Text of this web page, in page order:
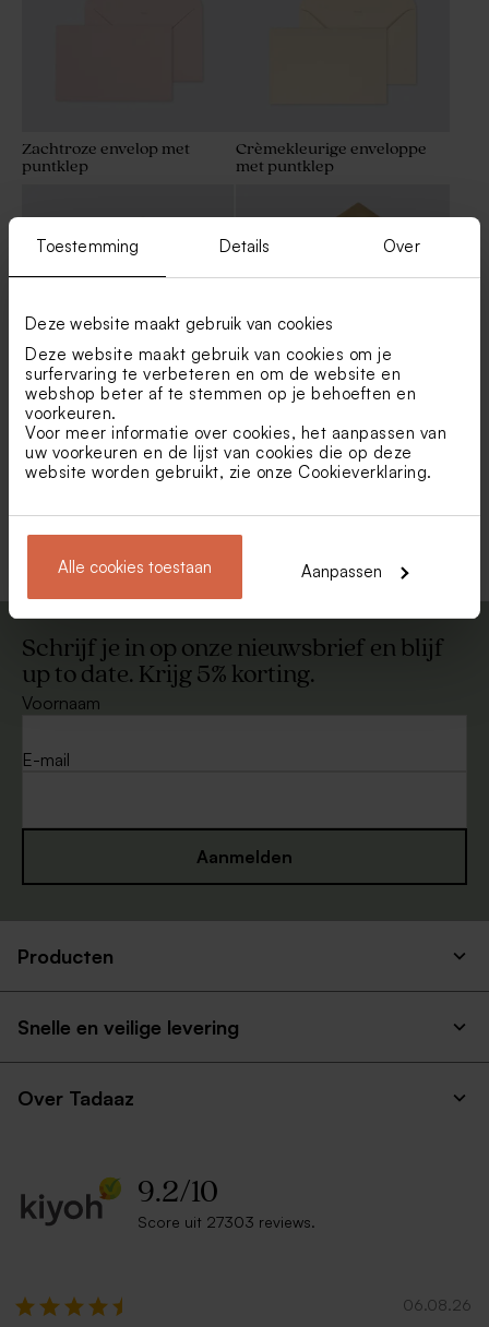
Toestemming Details Over
Deze website maakt gebruik van cookies
Deze website maakt gebruik van cookies om je
surfervaring te verbeteren en om de website en
webshop beter af te stemmen op je behoeften en
voorkeuren.
Voor meer informatie over cookies, het aanpassen van
uw voorkeuren en de lijst van cookies die op deze
website worden gebruikt, zie onze Cookieverklaring.
Alle cookies toestaan Aanpassen
Zachtroze envelop met
puntklep
Crèmekleurige enveloppe
met puntklep
Envelop lang gerecycleerd
papier
puntklep
Bekijk alle Enveloppen
Schrijf je in op onze nieuwsbrief en blijf
up to date. Krijg 5% korting.
Voornaam
E-mail
Aanmelden
Producten
Snelle en veilige levering
Over Tadaaz
9.2/10
Score uit 27303 reviews.
06.08.26